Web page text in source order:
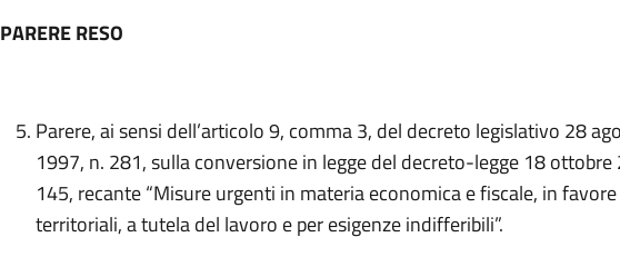
PARERE RESO
Parere, ai sensi dell’articolo 9, comma 3, del decreto legislativo 28
1997, n. 281, sulla conversione in legge del decreto-legge 18 ottobre
145, recante “Misure urgenti in materia economica e fiscale, in
territoriali, a tutela del lavoro e per esigenze indifferibili”.